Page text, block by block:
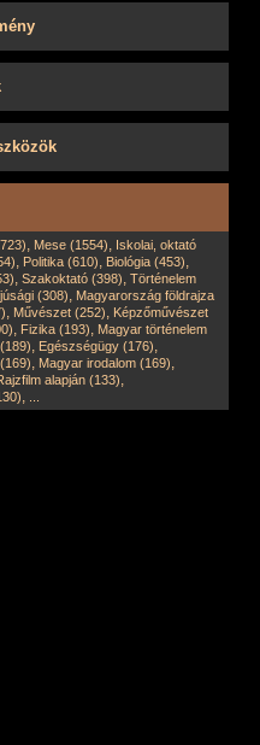
, Mese (1554), Iskolai, oktató
, Politika (610), Biológia (453),
, Szakoktató (398), Történelem
(308), Magyarország földrajza
, Művészet (252), Képzőművészet
, Fizika (193), Magyar történelem
, Egészségügy (176),
, Magyar irodalom (169),
alapján (133),
,